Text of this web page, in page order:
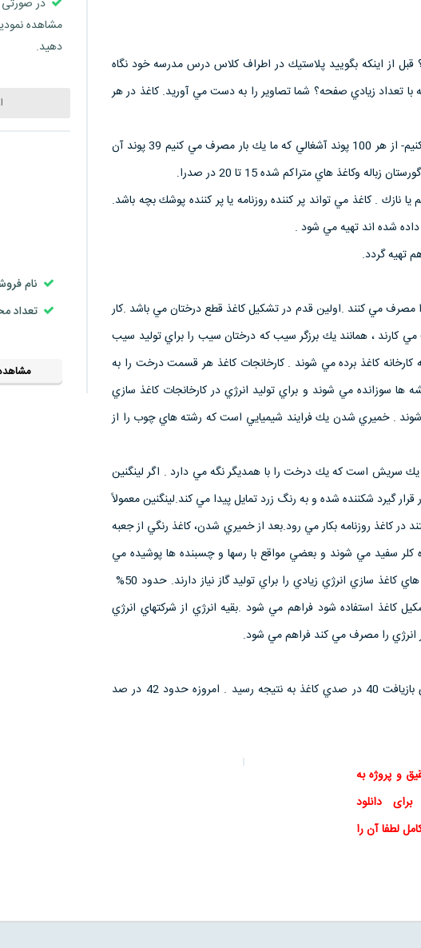
قبل از اينكه بگوييد پلاستيك در اطراف كلاس درس مدرسه خود نگاه
تعداد زيادي صفحه؟ شما تصاوير را به دست مي آوريد. كاغذ در هر
كاغذ ماده اي است كه ما آن را يك بار مصرف مي كنيم- از هر 100 پوند آشغالي كه ما يك بار مصرف مي كنيم 39 پوند آن
نازك . كاغذ مي تواند پر كننده روزنامه يا پر كننده پوشك بچه باشد.
شده اند تهيه مي شود .
تهيه گردد.
مصرف مي كنند .اولين قدم در تشكيل كاغذ قطع درختان مي باشد .كار
كارند ، همانند يك برزگر سيب كه درختان سيب را براي توليد سيب
كاغذ برده مي شوند . كارخانجات كاغذ هر قسمت درخت را به
سوزانده مي شوند و براي توليد انرژي در كارخانجات كاغذ سازي
. خميري شدن يك فرايند شيميايي است كه رشته هاي چوب را از
سريش است كه يك درخت را با همديگر نگه مي دارد . اگر لينگنين
گيرد شكننده شده و به رنگ زرد تمايل پيدا مي كند.لينگنين معمولاً
در كاغذ روزنامه بكار مي رود.بعد از خميري شدن، كاغذ رنگي از جعبه
كلر سفيد مي شوند و بعضي مواقع با رسها و چسبنده ها پوشيده مي
شوند و براي اينكه آنها را كاملاً جلادار كنند. كارخانه هاي كاغذ سازي انرژي زيادي را براي توليد گاز نياز دارند. حدود 50%
كاغذ استفاده شود فراهم مي شود .بقيه انرژي از شركتهاي انرژي
انرژي را مصرف مي كند فراهم مي شود.
در سال 1995 ، صنعت كاغذ در آمريكاهدفش براي بازيافت 40 در صدي كاغذ به نتيجه رسيد . امروزه حدود 42 در صد
و پروژه به
دانلود
لطفا آن را
مشاهده
دهید.
نام
تعداد